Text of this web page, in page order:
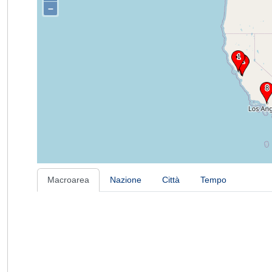
–
Macroarea Nazione Città Tempo